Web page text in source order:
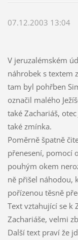
07.12.2003 13:04
V jeruzalémském
náhrobek s textem
tam byl pohřben
označil malého
také Zachariáš,
také zmínka.
Poměrně špatně
přenesení, pomocí
pouhým okem
ně přišel náhodou,
pořízenou těsně
Text vztahující se k
Zachariáše, velmi
Další text praví že